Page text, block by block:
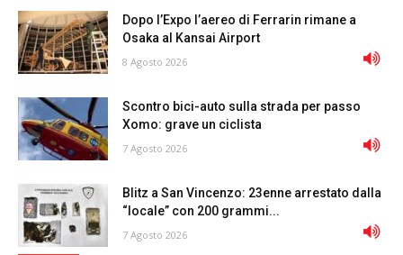
Dopo l’Expo l’aereo di Ferrarin rimane a
Osaka al Kansai Airport
8 Agosto 2026
Scontro bici-auto sulla strada per passo
Xomo: grave un ciclista
7 Agosto 2026
Blitz a San Vincenzo: 23enne arrestato dalla
“locale” con 200 grammi...
7 Agosto 2026